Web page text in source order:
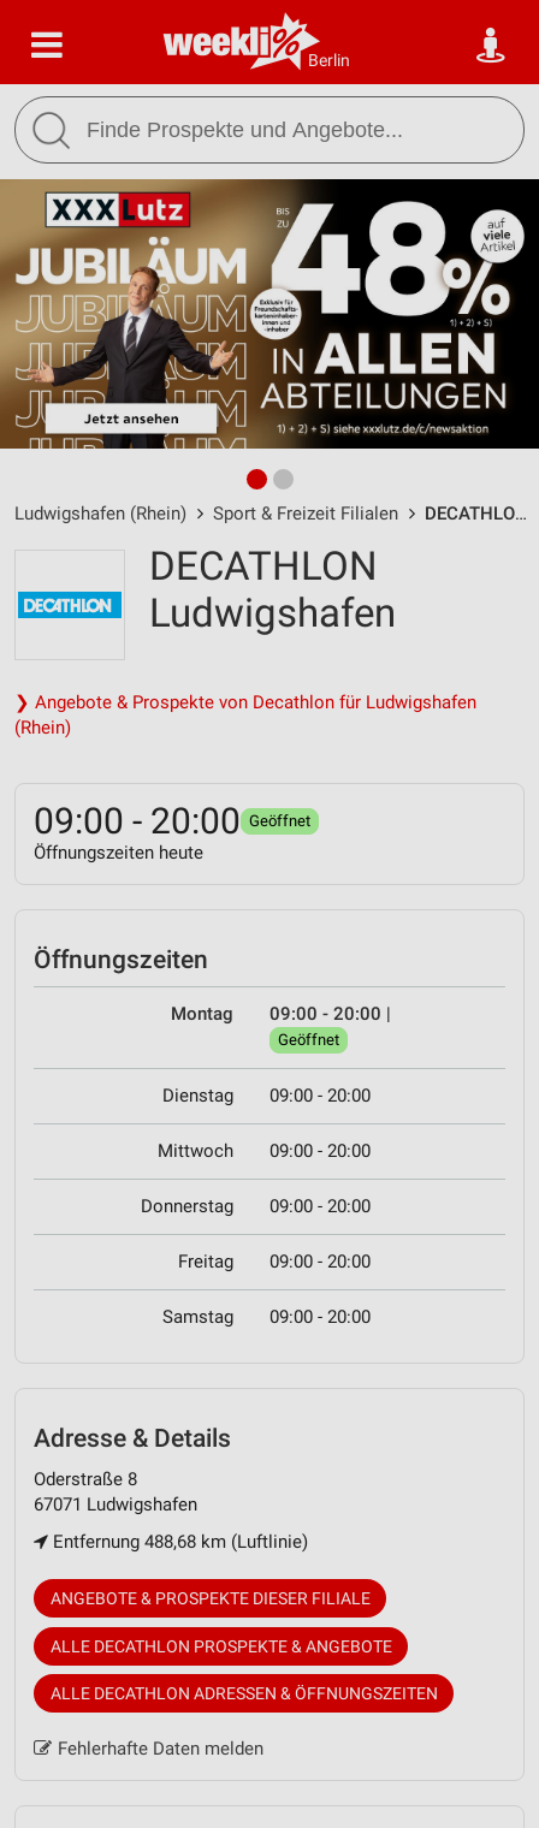
Berlin
Ludwigshafen (Rhein) Sport & Freizeit Filialen DECATHLON Ludwigshafen / Oderstraße 8 - Öffnungszeiten & Adresse
DECATHLON
Ludwigshafen
❯ Angebote & Prospekte von Decathlon für Ludwigshafen
(Rhein)
09:00 - 20:00 Geöffnet
Öffnungszeiten heute
Öffnungszeiten
Montag 09:00 - 20:00 |
Geöffnet
Dienstag 09:00 - 20:00
Mittwoch 09:00 - 20:00
Donnerstag 09:00 - 20:00
Freitag 09:00 - 20:00
Samstag 09:00 - 20:00
Adresse & Details
Oderstraße 8
67071 Ludwigshafen
Entfernung 488,68 km (Luftlinie)
ANGEBOTE & PROSPEKTE DIESER FILIALE
ALLE DECATHLON PROSPEKTE & ANGEBOTE
ALLE DECATHLON ADRESSEN & ÖFFNUNGSZEITEN
Fehlerhafte Daten melden